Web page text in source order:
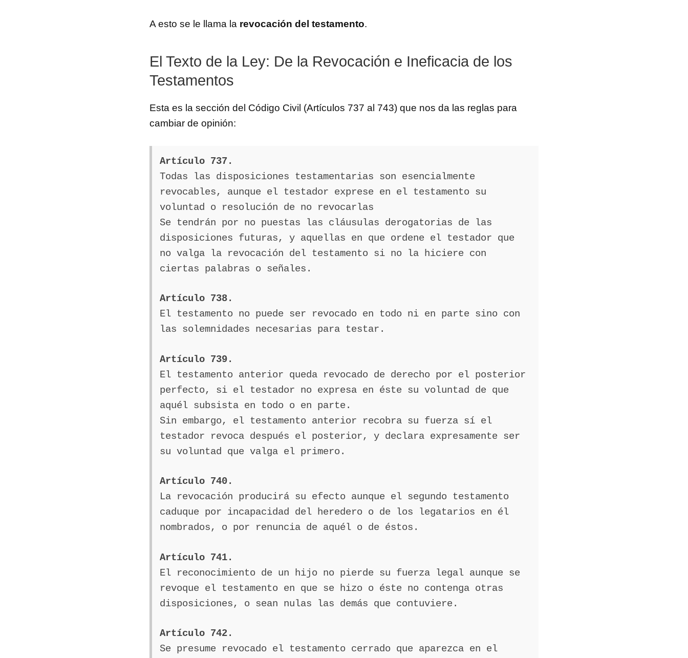
A esto se le llama la revocación del testamento.
El Texto de la Ley: De la Revocación e Ineficacia de los
Testamentos
Esta es la sección del Código Civil (Artículos 737 al 743) que nos da las reglas para
cambiar de opinión:
Artículo 737.
Todas las disposiciones testamentarias son esencialmente
revocables, aunque el testador exprese en el testamento su
voluntad o resolución de no revocarlas
Se tendrán por no puestas las cláusulas derogatorias de las
disposiciones futuras, y aquellas en que ordene el testador que
no valga la revocación del testamento si no la hiciere con
ciertas palabras o señales.
Artículo 738.
El testamento no puede ser revocado en todo ni en parte sino con
las solemnidades necesarias para testar.
Artículo 739.
El testamento anterior queda revocado de derecho por el posterior
perfecto, si el testador no expresa en éste su voluntad de que
aquél subsista en todo o en parte.
Sin embargo, el testamento anterior recobra su fuerza sí el
testador revoca después el posterior, y declara expresamente ser
su voluntad que valga el primero.
Artículo 740.
La revocación producirá su efecto aunque el segundo testamento
caduque por incapacidad del heredero o de los legatarios en él
nombrados, o por renuncia de aquél o de éstos.
Artículo 741.
El reconocimiento de un hijo no pierde su fuerza legal aunque se
revoque el testamento en que se hizo o éste no contenga otras
disposiciones, o sean nulas las demás que contuviere.
Artículo 742.
Se presume revocado el testamento cerrado que aparezca en el